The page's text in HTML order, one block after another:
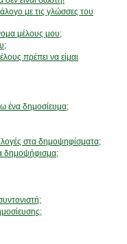
με τις γλώσσες του
μέλους μου;
πρέπει να είμαι
ένα δημοσίευμα;
στα δημοψηφίσματα;
δημοψήφισμα;